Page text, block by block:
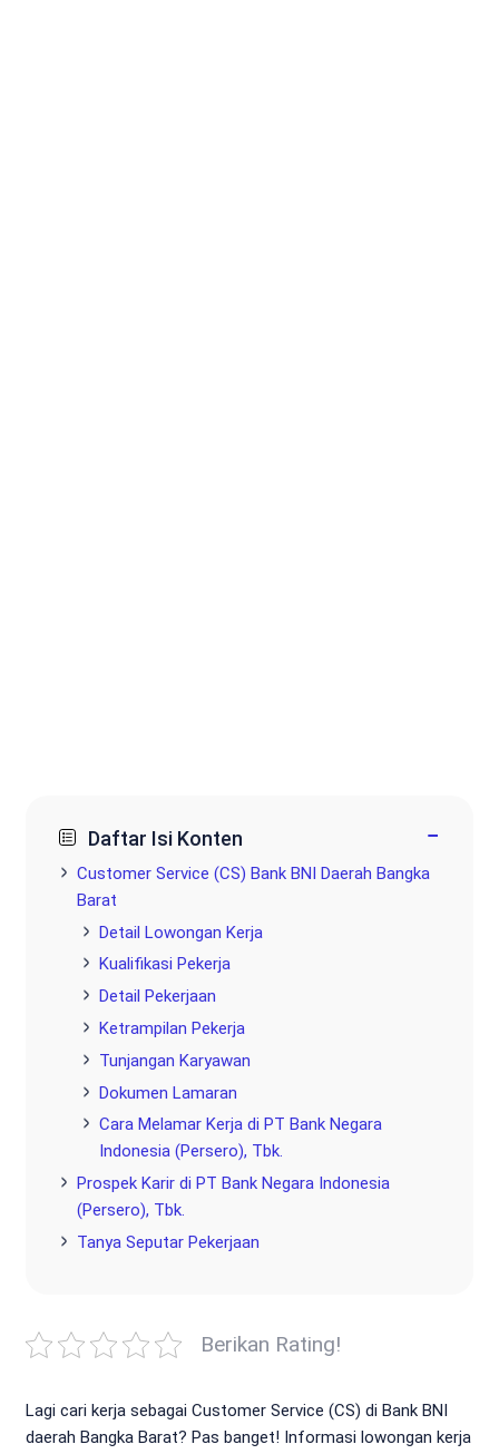
Daftar Isi Konten −
Customer Service (CS) Bank BNI Daerah Bangka
Barat
Detail Lowongan Kerja
Kualifikasi Pekerja
Detail Pekerjaan
Ketrampilan Pekerja
Tunjangan Karyawan
Dokumen Lamaran
Cara Melamar Kerja di PT Bank Negara
Indonesia (Persero), Tbk.
Prospek Karir di PT Bank Negara Indonesia
(Persero), Tbk.
Tanya Seputar Pekerjaan
Berikan Rating!
Lagi cari kerja sebagai Customer Service (CS) di Bank BNI
daerah Bangka Barat? Pas banget! Informasi lowongan kerja